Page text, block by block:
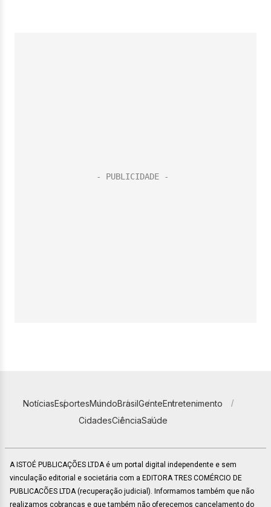
NotíciasEsportesMundoBrasilGenteEntretenimento
CidadesCiênciaSaúde
A ISTOÉ PUBLICAÇÕES LTDA é um portal digital independente e sem
vinculação editorial e societária com a EDITORA TRES COMÉRCIO DE
PUBLICACÕES LTDA (recuperação judicial). Informamos também que não
realizamos cobranças e que também não oferecemos cancelamento do